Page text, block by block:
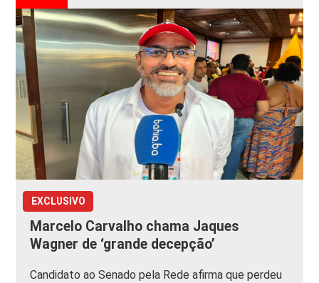
EXCLUSIVO
Marcelo Carvalho chama Jaques
Wagner de ‘grande decepção’
Candidato ao Senado pela Rede afirma que perdeu